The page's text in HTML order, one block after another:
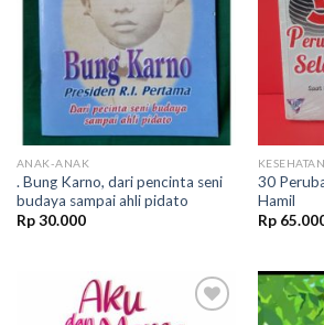
ANAK-ANAK
. Bung Karno, dari pencinta seni
budaya sampai ahli pidato
Rp30.000
KESEHATAN
30
Hamil
Rp